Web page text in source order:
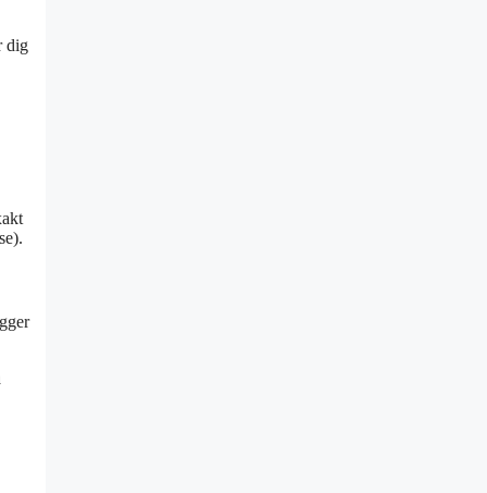
dig